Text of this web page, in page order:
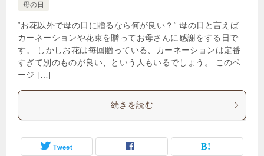
母の日
“お花以外で母の日に贈るなら何が良い？“ 母の日と言えば
カーネーションや花束を贈ってお母さんに感謝をする日で
す。 しかしお花は毎回贈っている、カーネーションは定番
すぎて別のものが良い、という人もいるでしょう。 このペ
ージ […]
続きを読む
Tweet